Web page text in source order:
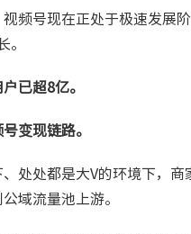
频号现在正处于极速发展
。
已超8亿。
变现链路。
处处都是大V的环境下，
域流量池上游。